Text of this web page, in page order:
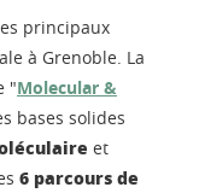
principaux
à Grenoble. La
"Molecular &
bases solides
et
6 parcours de